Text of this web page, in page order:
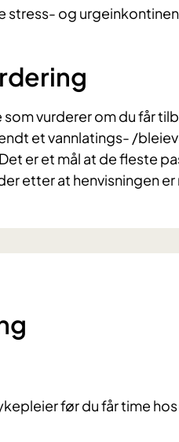
stress- og
vurderer om du får
et vannlatings- /
er et mål at de fleste
etter at henvisningen
før du får time